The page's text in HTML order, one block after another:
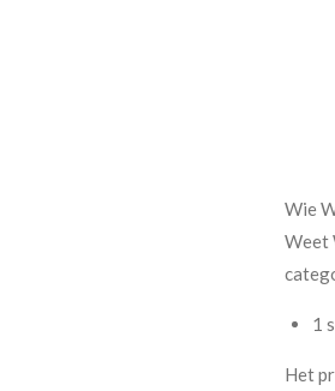
Wie
Weet
1
Het